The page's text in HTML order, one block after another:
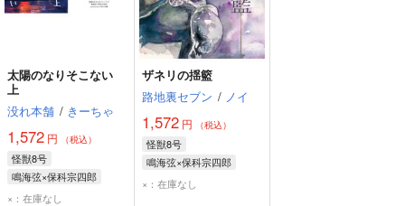
太陽のなりそこない
上
没れ本舗 / きーちゃ
1,572 円 （税込）
怪獣8号
鳴海弦×保科宗四郎
鳴海弦
保科宗四郎
×：在庫なし
ザネリの揺籃
路地裏セブン / ノイ
1,572 円 （税込）
怪獣8号
鳴海弦×保科宗四郎
鳴海弦
保科宗四郎
×：在庫なし